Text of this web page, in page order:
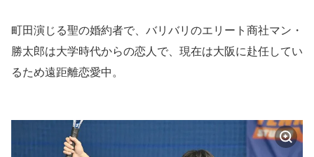
町田演じる聖の婚約者で、バリバリのエリート商社マン・
勝太郎は大学時代からの恋人で、現在は大阪に赴任してい
るため遠距離恋愛中。